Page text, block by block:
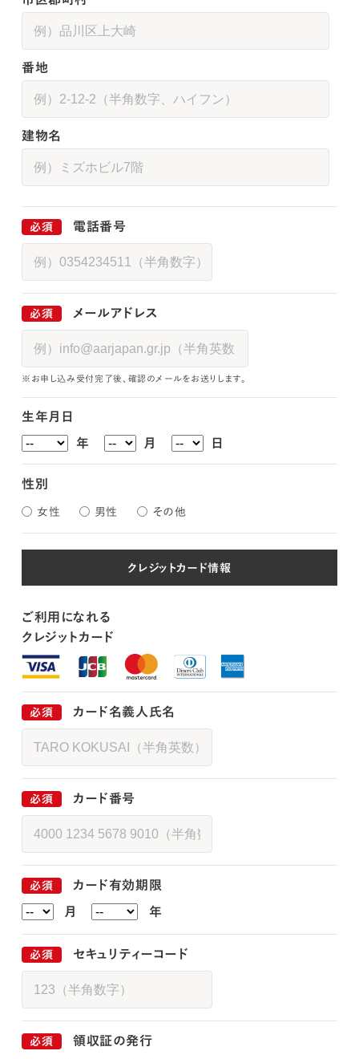
番地
建物名
電話番号
メールアドレス
※お申し込み受付完了後、確認のメールをお送りします。
生年月日
年
月 日
性別
女性 男性 その他
クレジットカード情報
ご利用になれる
クレジットカード
カード名義人氏名
カード番号
カード有効期限
月
年
セキュリティーコード
領収証の発行